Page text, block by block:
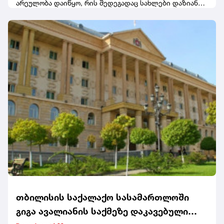
არეულობა დაიწყო, რის შედეგადაც სახლები დაზიანდა
შეღწევას ძალის გამოყენებით
ცდილობდნენ.გავრცელებული ინფორმაციით,
არეულობა მას შემდეგ დაიწყო, რაც ინტერნეტში
გამოქვეყნდა იმ უძრავი ქონების მფლობელთა სია,
რომლებსაც, სავარაუდოდ, სახელმწიფოსთან ჰქონდათ
კონტრაქტები გაფორმებული თავშესაფრის მაძიებელთა
განსათავსებლად.
თბილისის საქალაქო სასამართლოში
გიგა ავალიანის საქმეზე დაკავებული